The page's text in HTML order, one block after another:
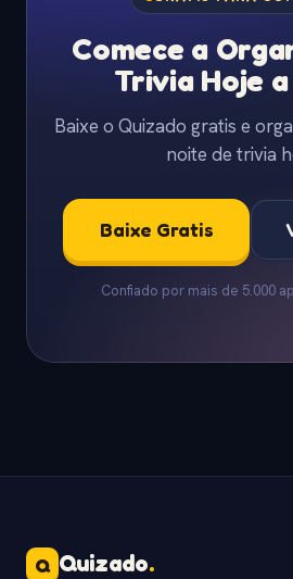
Comece a
Trivia Hoje
Baixe o Quizado gratis e
noite de trivia
Baixe Gratis
Confiado por mais de 5.000
Q Quizado.